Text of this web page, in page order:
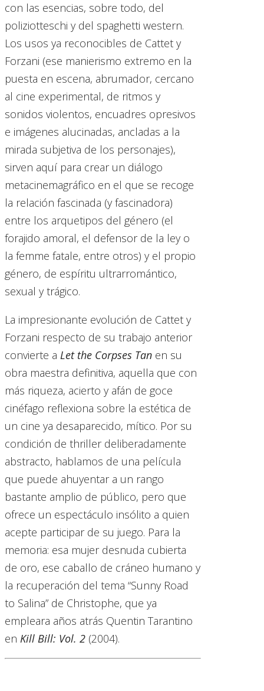
con las esencias, sobre todo, del
poliziotteschi y del spaghetti western.
Los usos ya reconocibles de Cattet y
Forzani (ese manierismo extremo en la
puesta en escena, abrumador, cercano
al cine experimental, de ritmos y
sonidos violentos, encuadres opresivos
e imágenes alucinadas, ancladas a la
mirada subjetiva de los personajes),
sirven aquí para crear un diálogo
metacinemagráfico en el que se recoge
la relación fascinada (y fascinadora)
entre los arquetipos del género (el
forajido amoral, el defensor de la ley o
la femme fatale, entre otros) y el propio
género, de espíritu ultrarromántico,
sexual y trágico.
La impresionante evolución de Cattet y
Forzani respecto de su trabajo anterior
convierte a Let the Corpses Tan en su
obra maestra definitiva, aquella que con
más riqueza, acierto y afán de goce
cinéfago reflexiona sobre la estética de
un cine ya desaparecido, mítico. Por su
condición de thriller deliberadamente
abstracto, hablamos de una película
que puede ahuyentar a un rango
bastante amplio de público, pero que
ofrece un espectáculo insólito a quien
acepte participar de su juego. Para la
memoria: esa mujer desnuda cubierta
de oro, ese caballo de cráneo humano y
la recuperación del tema “Sunny Road
to Salina” de Christophe, que ya
empleara años atrás Quentin Tarantino
en Kill Bill: Vol. 2 (2004).